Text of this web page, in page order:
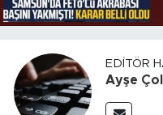
EDITÖR
Ayşe